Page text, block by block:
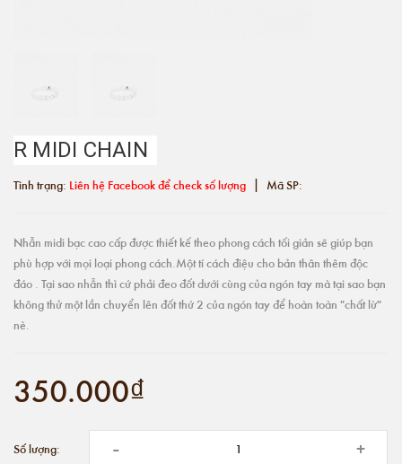
R MIDI CHAIN
Tình trạng: Liên hệ Facebook để check số lượng | Mã SP:
Nhẫn midi bạc cao cấp được thiết kế theo phong cách tối giản sẽ giúp bạn
phù hợp với mọi loại phong cách.Một tí cách điệu cho bản thân thêm độc
đáo . Tại sao nhẫn thì cứ phải đeo đốt dưới cùng của ngón tay mà tại sao bạn
không thử một lần chuyển lên đốt thứ 2 của ngón tay để hoàn toàn "chất lừ"
nè.
350.000₫
Số lượng: - +